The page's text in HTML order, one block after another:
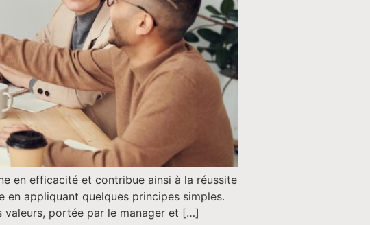
en efficacité et contribue ainsi à la réussite
en appliquant quelques principes simples.
valeurs, portée par le manager et […]